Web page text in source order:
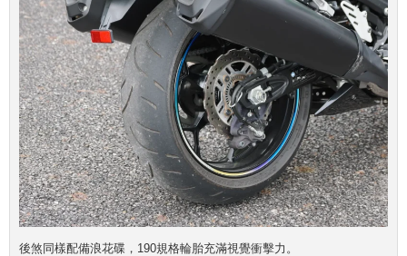
後煞同樣配備浪花碟，190規格輪胎充滿視覺衝擊力。